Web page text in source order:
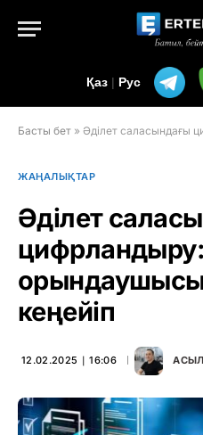
Қаз | Рус
Басты бет » Әділет саласындағы
ЖАҢАЛЫҚТАР
Әділет
кеңейіп
12.02.2025 ∣ 16:06